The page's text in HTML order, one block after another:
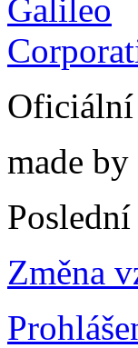
Oficiální
made by
Změna